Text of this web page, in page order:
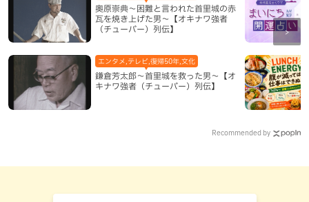
奥原崇典～困難と言われた首里城の赤
瓦を焼き上げた男～【オキナワ強者
（チューバー）列伝】
鎌倉芳太郎～首里城を救った男～【オ
キナワ強者（チューバー）列伝】
エンタメ,テレビ,復帰50年,文化
Recommended by